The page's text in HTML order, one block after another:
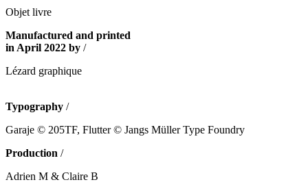
Objet livre
Manufactured and printed
in April 2022 by /
Lézard graphique
Typography /
Garaje © 205TF, Flutter © Jangs Müller Type Foundry
Production /
Adrien M & Claire B